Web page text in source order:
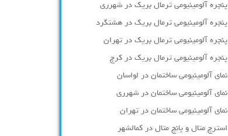
پنجره آلومینیومی ترمال بریک در شهرری
پنجره آلومینیومی ترمال بریک در هشتگرد
پنجره آلومینیومی ترمال بریک در تهران
پنجره آلومینیومی ترمال بریک در کرج
نمای آلومینیومی ساختمان در لواسان
نمای آلومینیومی ساختمان در شهرری
نمای آلومینیومی ساختمان در تهران
استرچ متال و پانچ متال در کمالشهر